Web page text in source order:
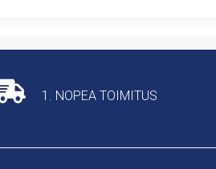
1. NOPEA TOIMITUS